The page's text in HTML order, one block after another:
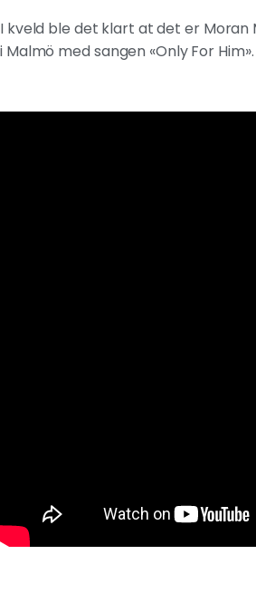
I kveld ble det klart at det er Moran
i Malmö med sangen «Only For Him».